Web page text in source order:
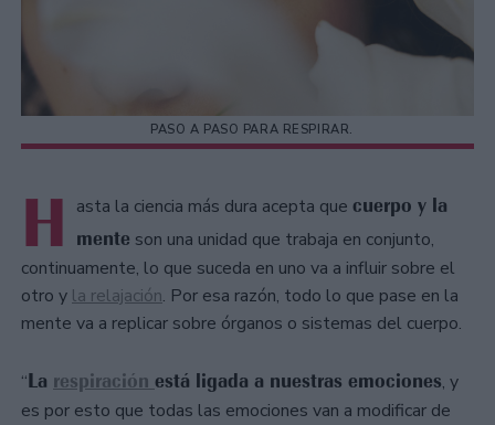
PASO A PASO PARA RESPIRAR.
H asta la ciencia más dura acepta que cuerpo y la
mente son una unidad que trabaja en conjunto,
continuamente, lo que suceda en uno va a influir sobre el
otro y la relajación. Por esa razón, todo lo que pase en la
mente va a replicar sobre órganos o sistemas del cuerpo.
“La respiración está ligada a nuestras emociones, y
es por esto que todas las emociones van a modificar de